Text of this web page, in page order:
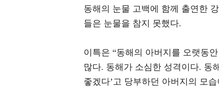
동해의 눈물 고백에 함께 출연한
들은 눈물을 참지 못했다.
이특은 “동해의 아버지를 오랫동
많다. 동해가 소심한 성격이다. 동
좋겠다’고 당부하던 아버지의 모